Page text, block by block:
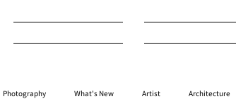
Photography What's New Artist Architecture